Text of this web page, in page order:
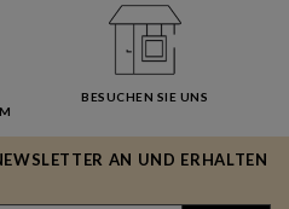
BESUCHEN SIE UNS
AN UND ERHALTEN